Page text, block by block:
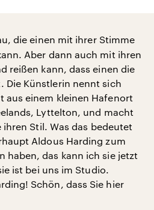
die einen mit ihrer Stimme
Aber dann auch mit ihren
reißen kann, dass einen die
Die Künstlerin nennt sich
aus einem kleinen Hafenort
Lyttelton, und macht
Stil. Was das bedeutet
Aldous Harding zum
haben, das kann ich sie jetzt
ist bei uns im Studio.
Schön, dass Sie hier